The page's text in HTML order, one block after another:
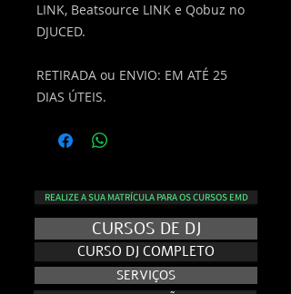
LINK, Beatsource LINK e Qobuz no
DJUCED.
RETIRADA ou ENVIO: EM ATÉ 25
DIAS ÚTEIS.
REALIZE A SUA MATRÍCULA PARA OS CURSOS EMD
CURSOS DE DJ
CURSO DJ COMPLETO
SERVIÇOS